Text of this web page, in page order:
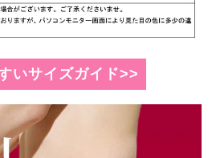
いサイズガイド>>